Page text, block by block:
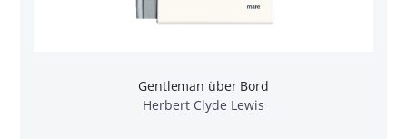
Gentleman über Bord
Herbert Clyde Lewis